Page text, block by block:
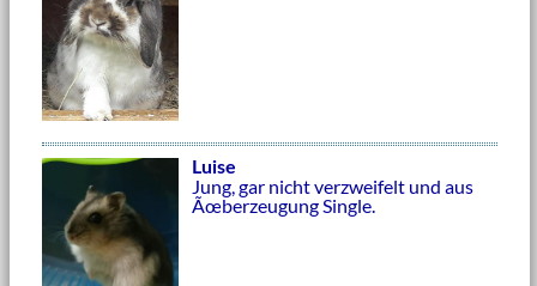
Luise
Jung, gar nicht verzweifelt und aus
Ãœberzeugung Single.